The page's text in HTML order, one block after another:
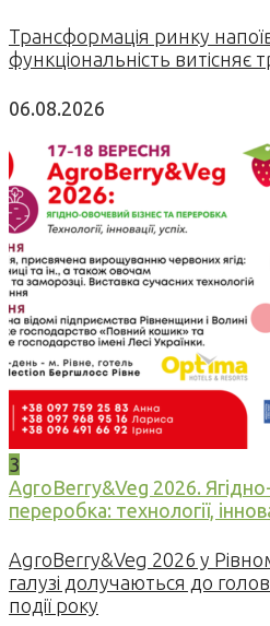
Трансформація ринку
функціональність витісняє
06.08.2026
3
AgroBerry&Veg 2026.
переробка: технології,
AgroBerry&Veg 2026 у
галузі долучаються до
події року